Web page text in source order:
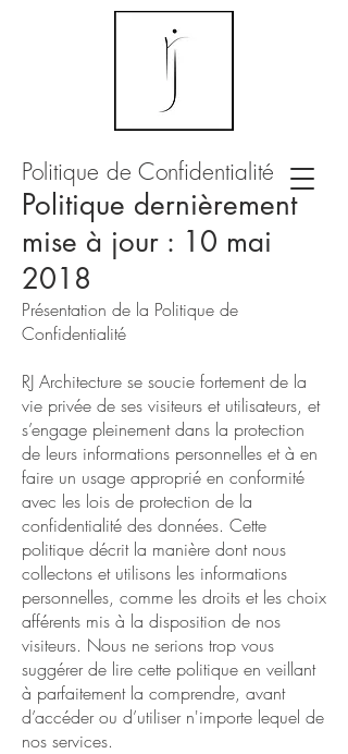
Politique de Confidentialité
Politique dernièrement
mise à jour : 10 mai
2018
Présentation de la Politique de
Confidentialité
RJ Architecture se soucie fortement de la
vie privée de ses visiteurs et utilisateurs, et
s’engage pleinement dans la protection
de leurs informations personnelles et à en
faire un usage approprié en conformité
avec les lois de protection de la
confidentialité des données. Cette
politique décrit la manière dont nous
collectons et utilisons les informations
personnelles, comme les droits et les choix
afférents mis à la disposition de nos
visiteurs. Nous ne serions trop vous
suggérer de lire cette politique en veillant
à parfaitement la comprendre, avant
d’accéder ou d’utiliser n'importe lequel de
nos services.